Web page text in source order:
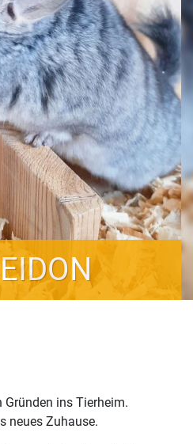
ins Tierheim.
neues Zuhause.